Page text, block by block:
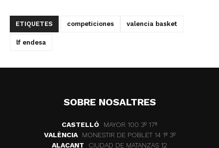
ETIQUETES competiciones valencia basket
lf endesa
SOBRE NOSALTRES
CASTELLÓ
MAYOR 100 3º 17ª
VALÈNCIA
MONESTIR DE POBLET 14 1ª 3º
ALACANT
CIUDAD DE MATANZAS 12